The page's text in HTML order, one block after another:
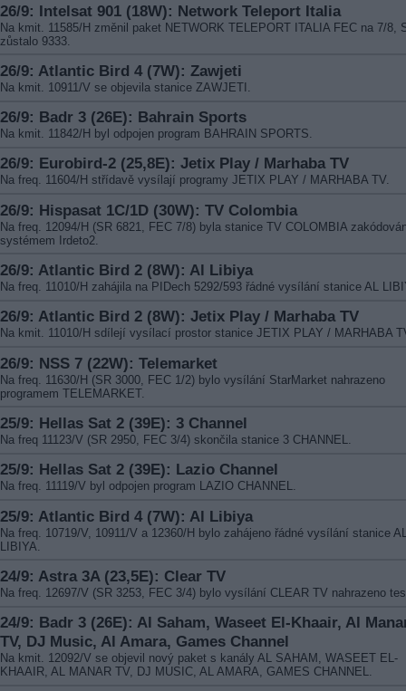
26/9: Intelsat 901 (18W): Network Teleport Italia
Na kmit. 11585/H změnil paket NETWORK TELEPORT ITALIA FEC na 7/8,
zůstalo 9333.
26/9: Atlantic Bird 4 (7W): Zawjeti
Na kmit. 10911/V se objevila stanice ZAWJETI.
26/9: Badr 3 (26E): Bahrain Sports
Na kmit. 11842/H byl odpojen program BAHRAIN SPORTS.
26/9: Eurobird-2 (25,8E): Jetix Play / Marhaba TV
Na freq. 11604/H střídavě vysílají programy JETIX PLAY / MARHABA TV.
26/9: Hispasat 1C/1D (30W): TV Colombia
Na freq. 12094/H (SR 6821, FEC 7/8) byla stanice TV COLOMBIA
systémem Irdeto2.
26/9: Atlantic Bird 2 (8W): Al Libiya
Na freq. 11010/H zahájila na PIDech 5292/593 řádné vysílání stanice AL
26/9: Atlantic Bird 2 (8W): Jetix Play / Marhaba TV
Na kmit. 11010/H sdílejí vysílací prostor stanice JETIX PLAY / MARHABA
26/9: NSS 7 (22W): Telemarket
Na freq. 11630/H (SR 3000, FEC 1/2) bylo vysílání StarMarket nahrazeno
programem TELEMARKET.
25/9: Hellas Sat 2 (39E): 3 Channel
Na freq 11123/V (SR 2950, FEC 3/4) skončila stanice 3 CHANNEL.
25/9: Hellas Sat 2 (39E): Lazio Channel
Na freq. 11119/V byl odpojen program LAZIO CHANNEL.
25/9: Atlantic Bird 4 (7W): Al Libiya
Na freq. 10719/V, 10911/V a 12360/H bylo zahájeno řádné vysílání stanice
LIBIYA.
24/9: Astra 3A (23,5E): Clear TV
Na freq. 12697/V (SR 3253, FEC 3/4) bylo vysílání CLEAR TV nahrazeno
24/9: Badr 3 (26E): Al Saham, Waseet El-Khaair, Al
TV, DJ Music, Al Amara, Games Channel
Na kmit. 12092/V se objevil nový paket s kanály AL SAHAM, WASEET EL-
KHAAIR, AL MANAR TV, DJ MUSIC, AL AMARA, GAMES CHANNEL.